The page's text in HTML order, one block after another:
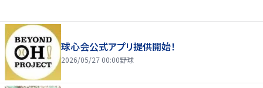
球心会公式アプリ提供開始！
2026/05/27 00:00野球